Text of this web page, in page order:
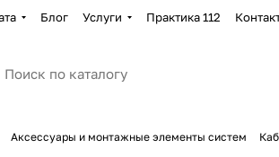
Блог Услуги Практика 112
Аксессуары и монтажные элементы систем